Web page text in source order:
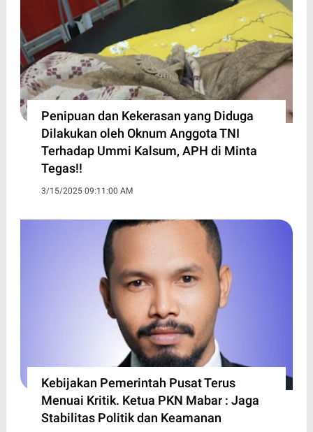
Penipuan dan Kekerasan yang Diduga
Dilakukan oleh Oknum Anggota TNI
Terhadap Ummi Kalsum, APH di Minta
Tegas!!
3/15/2025 09:11:00 AM
Kebijakan Pemerintah Pusat Terus
Menuai Kritik. Ketua PKN Mabar : Jaga
Stabilitas Politik dan Keamanan